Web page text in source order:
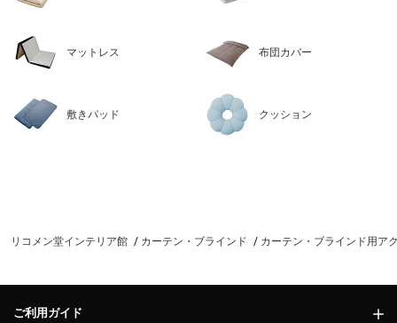
マットレス 布団カバー
敷きパッド クッション
リコメン堂インテリア館 カーテン・ブラインド カーテン・ブラインド用ア
ご利用ガイド